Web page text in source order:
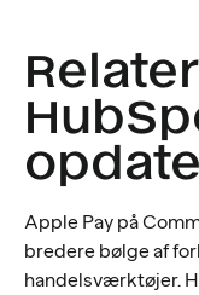
Apple Pay på
bredere bølge af
handelsværktøjer.